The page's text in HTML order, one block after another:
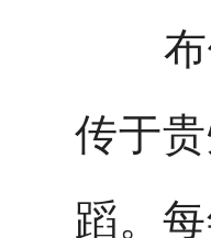
布依
传于
蹈。